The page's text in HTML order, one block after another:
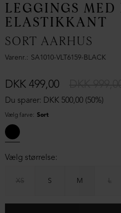
LEGGINGS MED
ELASTIKKANT
SORT AARHUS
Varenr. SA1010-VLT6159-BLACK
Du sparer: DKK 500,00 (50%)
DKK 499,00
Vælg farve: Sort
Vælg størrelse:
XS S M L